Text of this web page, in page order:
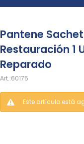
Pantene
Restauración 1
Reparado
60175
Este artículo está